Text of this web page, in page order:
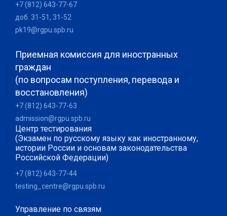
+7 (812) 643-77-67
доб. 31-51, 31-52
pk19@rgpu.spb.ru
Приемная комиссия для иностранных
граждан
(по вопросам поступления, перевода и
восстановления)
+7 (812) 643-77-63
admission@rgpu.spb.ru
Центр тестирования
(Экзамен по русскому языку как иностранному,
истории России и основам законодательства
Российской Федерации)
+7 (812) 643-77-44
testing_centre@rgpu.spb.ru
Управление по связям